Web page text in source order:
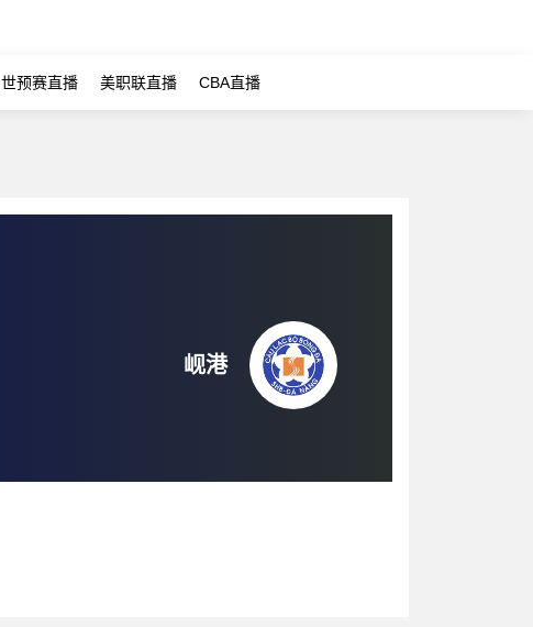
世预赛直播 美职联直播 CBA直播
岘港